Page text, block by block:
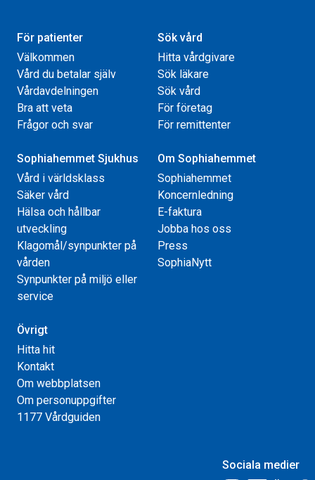
För patienter
Välkommen
Vård du betalar själv
Vårdavdelningen
Bra att veta
Frågor och svar
Sök vård
Hitta vårdgivare
Sök läkare
Sök vård
För företag
För remittenter
Sophiahemmet Sjukhus
Vård i världsklass
Säker vård
Hälsa och hållbar
utveckling
Klagomål/synpunkter på
vården
Synpunkter på miljö eller
service
Om Sophiahemmet
Sophiahemmet
Koncernledning
E-faktura
Jobba hos oss
Press
SophiaNytt
Övrigt
Hitta hit
Kontakt
Om webbplatsen
Om personuppgifter
1177 Vårdguiden
Sociala medier